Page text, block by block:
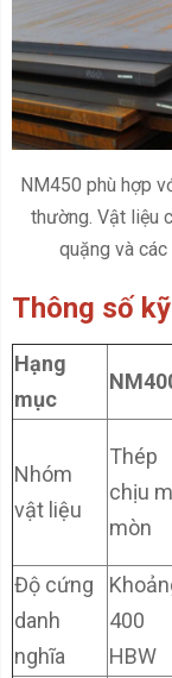
NM450 phù hợp
thường. Vật liệu
quặng và
Thông số
Hạng
mục
Nhóm
vật liệu
Thép
chịu
mòn
Độ cứng
danh
nghĩa
400
HBW